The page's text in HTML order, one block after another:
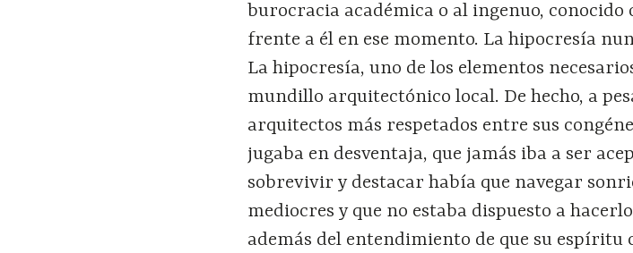
burocracia académica o al ingenuo, conocido
frente a él en ese momento. La hipocresía
La hipocresía, uno de los elementos
mundillo arquitectónico local. De hecho, a
arquitectos más respetados entre sus
jugaba en desventaja, que jamás iba a ser
sobrevivir y destacar había que navegar
mediocres y que no estaba dispuesto a
además del entendimiento de que su espíritu